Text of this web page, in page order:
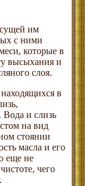
им
с ними
которые в
высыхания и
слоя.
в
и слизь
на вид
стоянии
масла и его
еще не
чего